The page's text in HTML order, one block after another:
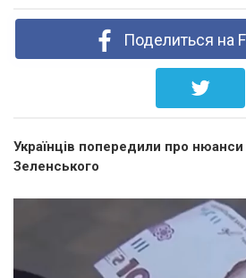
Поделиться на
Українців попередили про нюанси
Зеленського